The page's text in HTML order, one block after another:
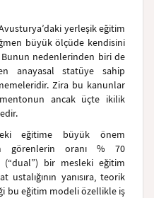
yerleşik eğitim
büyük ölçüde kendisini
nedenlerinden biri de
anayasal statüye sahip
Zira bu kanunlar
ancak üçte ikilik
eğitime büyük önem
görenlerin oranı % 70
(“dual”) bir mesleki eğitim
yanısıra, teorik
bu eğitim modeli özellikle iş